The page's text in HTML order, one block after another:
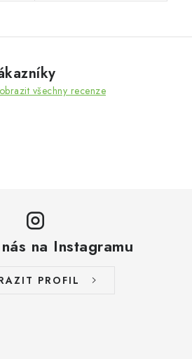
všechny recenze
na Instagramu
PROFIL